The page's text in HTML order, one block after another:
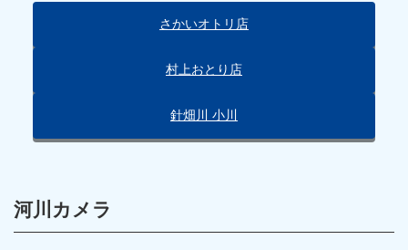
さかいオトリ店
村上おとり店
針畑川 小川
河川カメラ